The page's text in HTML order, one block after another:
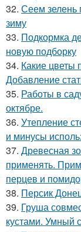
32. Сеем зелень
зиму
33. Подкормка
новую подборку
34. Какие цветы
Добавление
35. Работы в
октябре.
36. Утепление
и минусы
37. Древесная
применять.
перцев и
38. Персик
39. Груша
кустами. Умный